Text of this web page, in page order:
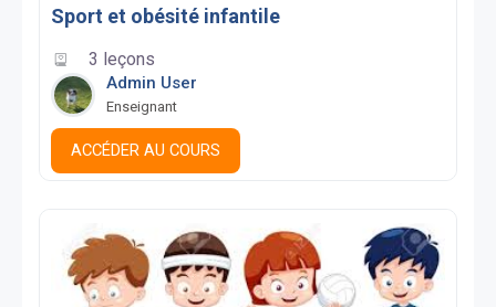
Sport et obésité infantile
3 leçons
Admin User
Enseignant
ACCÉDER AU COURS